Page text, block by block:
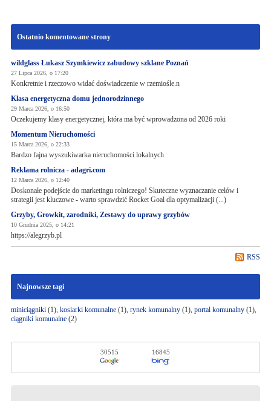
Ostatnio komentowane strony
wildglass Łukasz Szymkiewicz zabudowy szklane Poznań
27 Lipca 2026, o 17:20
Konkretnie i rzeczowo widać doświadczenie w rzemiośle.n
Klasa energetyczna domu jednorodzinnego
29 Marca 2026, o 16:50
Oczekujemy klasy energetycznej, która ma być wprowadzona od 2026 roki
Momentum Nieruchomości
15 Marca 2026, o 22:33
Bardzo fajna wyszukiwarka nieruchomości lokalnych
Reklama rolnicza - adagri.com
12 Marca 2026, o 12:40
Doskonałe podejście do marketingu rolniczego! Skuteczne wyznaczanie celów i
strategii jest kluczowe - warto sprawdzić Rocket Goal dla optymalizacji (...)
Grzyby, Growkit, zarodniki, Zestawy do uprawy grzybów
10 Grudnia 2025, o 14:21
https://alegrzyb.pl
RSS
Najnowsze tagi
miniciągniki(1), kosiarki komunalne(1), rynek komunalny(1), portal komunalny(1),
ciągniki komunalne(2)
30515 16845